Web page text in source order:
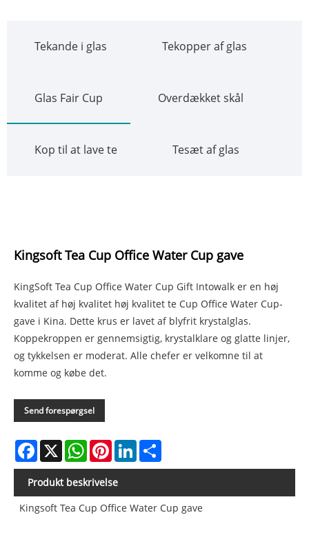
Tekande i glas Tekopper af glas
Glas Fair Cup Overdækket skål
Kop til at lave te Tesæt af glas
Kingsoft Tea Cup Office Water Cup gave
KingSoft Tea Cup Office Water Cup Gift Intowalk er en høj
kvalitet af høj kvalitet høj kvalitet te Cup Office Water Cup-
gave i Kina. Dette krus er lavet af blyfrit krystalglas.
Koppekroppen er gennemsigtig, krystalklare og glatte linjer,
og tykkelsen er moderat. Alle chefer er velkomne til at
komme og købe det.
Send forespørgsel
Facebook
X WhatsAppPinterestLinkedIn
Produkt beskrivelse
Kingsoft Tea Cup Office Water Cup gave